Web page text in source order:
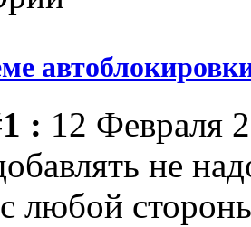
: 12 Февраля
не
любой